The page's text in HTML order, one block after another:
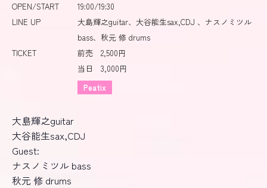
OPEN/START
19:00/19:30
LINE UP
大島輝之guitar、大谷能生sax,CDJ 、ナスノミツル
bass、秋元 修 drums
TICKET
前売 2,500円
当日 3,000円
Peatix
大島輝之guitar
大谷能生sax,CDJ
Guest:
ナスノミツル bass
秋元 修 drums